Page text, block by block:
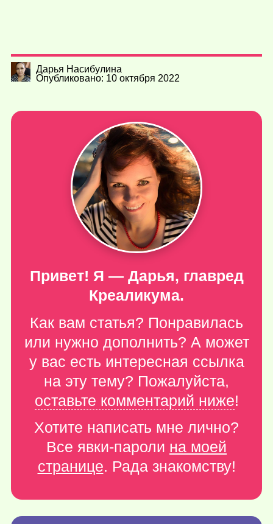
Дарья Насибулина
Опубликовано: 10 октября 2022
Привет! Я — Дарья, главред
Креаликума.
Как вам статья? Понравилась
или нужно дополнить? А может
у вас есть интересная ссылка
на эту тему? Пожалуйста,
оставьте комментарий ниже!
Хотите написать мне лично?
Все явки-пароли на моей
странице. Рада знакомству!